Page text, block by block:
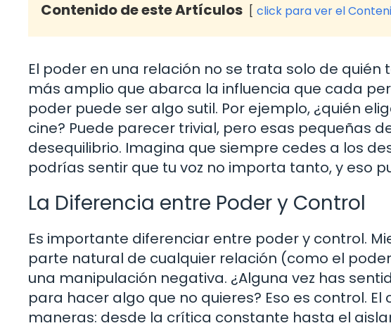
Contenido de este Artículos click para ver el
El poder en una relación no se trata solo de quién
más amplio que abarca la influencia que cada
poder puede ser algo sutil. Por ejemplo, ¿quién
cine? Puede parecer trivial, pero esas pequeñas
desequilibrio. Imagina que siempre cedes a los
podrías sentir que tu voz no importa tanto, y eso
La Diferencia entre Poder y Control
Es importante diferenciar entre poder y control.
parte natural de cualquier relación (como el
una manipulación negativa. ¿Alguna vez has
para hacer algo que no quieres? Eso es control.
maneras: desde la crítica constante hasta el